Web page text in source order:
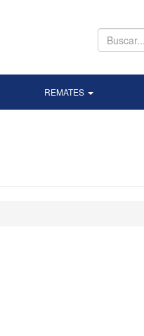
Search
REMATES